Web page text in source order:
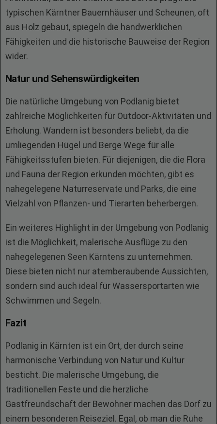
typischen Kärntner Bauernhäuser und Scheunen, oft
aus Holz gebaut, spiegeln die handwerklichen
Fähigkeiten und die historische Bauweise der Region
wider.
Natur und Sehenswürdigkeiten
Die natürliche Umgebung von Podlanig bietet
zahlreiche Möglichkeiten für Outdoor-Aktivitäten und
Erholung. Wandern ist besonders beliebt, da die
umliegenden Hügel und Berge Wege für alle
Fähigkeitsstufen bieten. Für diejenigen, die die Flora
und Fauna der Region erkunden möchten, gibt es
nahegelegene Naturreservate und Parks, die eine
Vielzahl von Pflanzen- und Tierarten beherbergen.
Ein weiteres Highlight in der Umgebung von Podlanig
ist die Möglichkeit, malerische Ausflüge zu den
nahegelegenen Seen Kärntens zu unternehmen.
Diese bieten nicht nur atemberaubende Aussichten,
sondern sind auch ideal für Wassersportarten wie
Schwimmen und Segeln.
Fazit
Podlanig in Kärnten ist ein Ort, der durch seine
harmonische Verbindung von Natur und Kultur
besticht. Die malerische Umgebung, die
traditionellen Feste und die herzliche
Gastfreundschaft der Bewohner machen das Dorf zu
einem besonderen Reiseziel. Egal, ob man die Ruhe